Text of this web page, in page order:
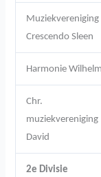
Muziekvereniging
Crescendo Sleen
Harmonie
Chr.
muziekvereniging
David
2e Divisie